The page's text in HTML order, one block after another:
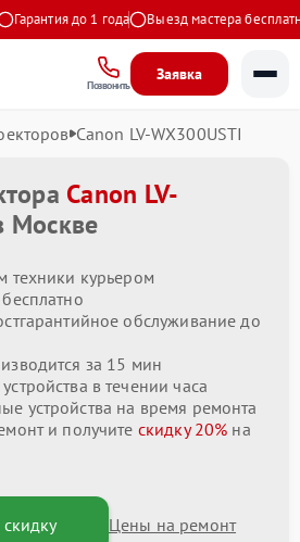
до 1 года Выезд мастера бесплатно
Позвонить
Заявка
Canon LV-WX300USTI
Canon LV-
Москве
техники курьером
обслуживание до
за 15 мин
в течении часа
устройства на время ремонта
и получите скидку 20% на
Цены на ремонт